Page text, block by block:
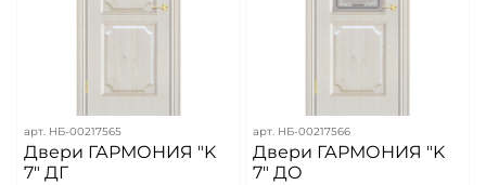
арт. НБ-00217565
Двери ГАРМОНИЯ "K
7" ДГ
арт. НБ-00217566
Двери ГАРМОНИЯ "K
7" ДО